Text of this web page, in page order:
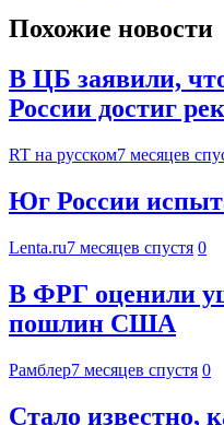
Похожие новости
В ЦБ заявили,
России достиг
RT на русском7 месяцев
Юг России
Lenta.ru7 месяцев спустя 0
В ФРГ оценили
пошлин США
Рамблер7 месяцев спустя 0
Стало известно,